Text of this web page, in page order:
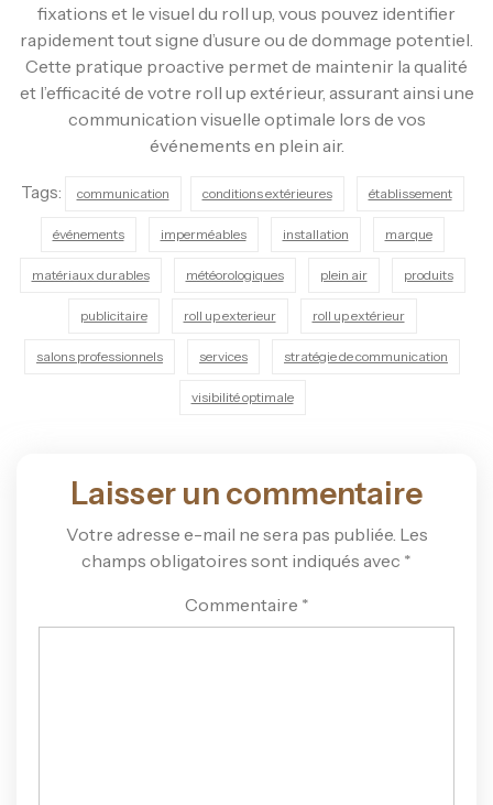
fixations et le visuel du roll up, vous pouvez identifier
rapidement tout signe d’usure ou de dommage potentiel.
Cette pratique proactive permet de maintenir la qualité
et l’efficacité de votre roll up extérieur, assurant ainsi une
communication visuelle optimale lors de vos
événements en plein air.
Tags: communication conditions extérieures établissement
événements imperméables installation marque
matériaux durables météorologiques plein air produits
publicitaire roll up exterieur roll up extérieur
salons professionnels services stratégie de communication
visibilité optimale
Laisser un commentaire
Votre adresse e-mail ne sera pas publiée. Les
champs obligatoires sont indiqués avec *
Commentaire *